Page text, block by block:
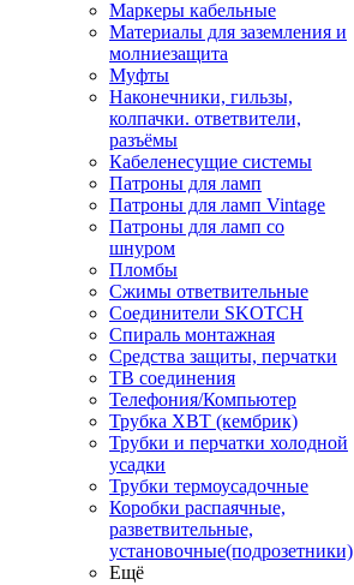
Маркеры кабельные
Материалы для заземления и
молниезащита
Муфты
Наконечники, гильзы,
колпачки. ответвители,
разъёмы
Кабеленесущие системы
Патроны для ламп
Патроны для ламп Vintage
Патроны для ламп со
шнуром
Пломбы
Сжимы ответвительные
Соединители SKOTCH
Спираль монтажная
Средства защиты, перчатки
ТВ соединения
Телефония/Компьютер
Трубка ХВТ (кембрик)
Трубки и перчатки холодной
усадки
Трубки термоусадочные
Коробки распаячные,
разветвительные,
установочные(подрозетники)
Ещё